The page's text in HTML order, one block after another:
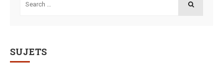
for:
SUJETS